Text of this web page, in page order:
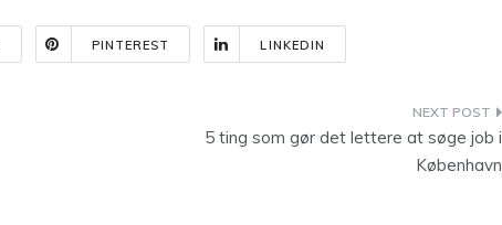
PINTEREST LINKEDIN
5 ting som gør det lettere at søge job i
København